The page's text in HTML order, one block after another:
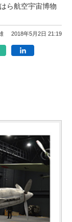
ら航空宇宙博物
2018年5月2日 21:19